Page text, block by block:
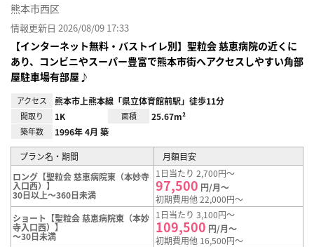
熊本市西区
情報更新日 2026/08/09 17:33
【インターネット無料・バストイレ別】聖粒会 慈恵病院の近くに
あり、コンビニやスーパー豊富で熊本市街へアクセスしやすい角部
屋駐車場有部屋♪
アクセス 熊本市上熊本線「県立体育館前駅」徒歩11分
間取り 1K 面積 25.67m²
築年数 1996年 4月 築
プラン名・期間
月額目安
ロング【聖粒会 慈恵病院東（本妙寺
入口西）】
30日以上～360日未満
1日当たり 2,700円～
97,500 円/月～
初期費用他 22,000円～
ショート【聖粒会 慈恵病院東（本妙
寺入口西）】
～30日未満
1日当たり 3,100円～
109,500 円/月～
初期費用他 16,500円～